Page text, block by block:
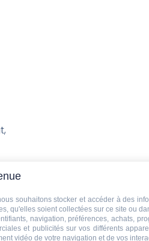
souhaitons stocker et accéder à des
qu'elles soient collectées sur ce site ou
navigation, préférences, achats,
et publicités sur vos différents
vidéo de votre navigation et de vos